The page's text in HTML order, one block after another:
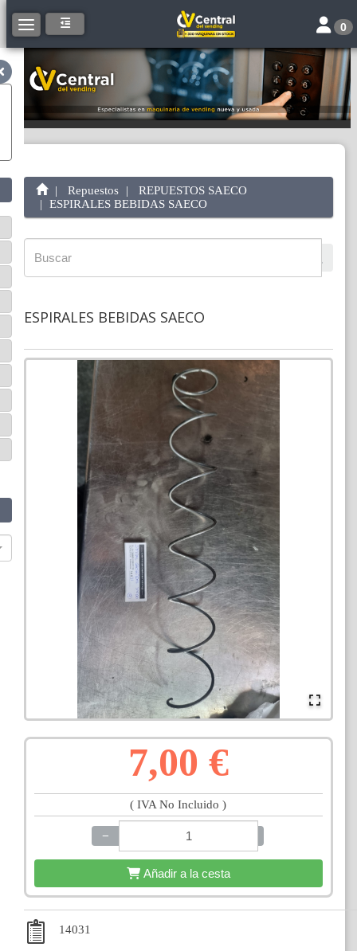
Toggle navigation Toggle
0
Repuestos
REPUESTOS SAECO
ESPIRALES BEBIDAS SAECO
ESPIRALES BEBIDAS SAECO
7,00 €
( IVA No Incluido )
−
Añadir a la cesta
14031